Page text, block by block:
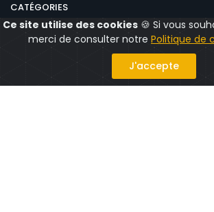
CATÉGORIES
CONTACT
Ce site utilise des cookies🍪 Si vous
merci de consulter notre Politique de
J'accepte